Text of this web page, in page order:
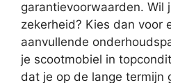
garantievoorwaarden. Wil
zekerheid? Kies dan voor
aanvullende
je scootmobiel in
dat je op de lange termijn